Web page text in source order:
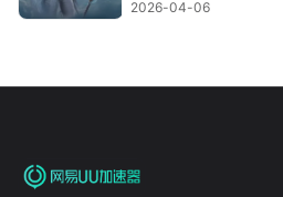
2026-04-06